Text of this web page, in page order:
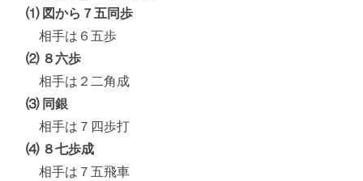
⑴ 図から７五同歩
相手は６五歩
⑵ ８六歩
相手は２二角成
⑶ 同銀
相手は７四歩打
⑷ ８七歩成
相手は７五飛車